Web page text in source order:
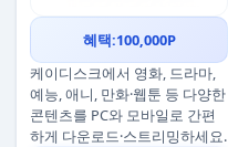
혜택:100,000P
케이디스크에서 영화, 드라마,
예능, 애니, 만화·웹툰 등 다양한
콘텐츠를 PC와 모바일로 간편
하게 다운로드·스트리밍하세요.